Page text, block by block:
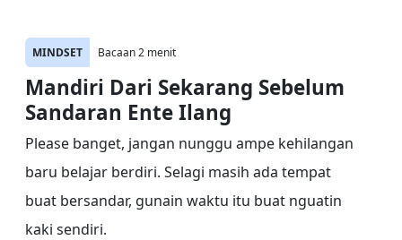
MINDSET Bacaan 2 menit
Mandiri Dari Sekarang Sebelum
Sandaran Ente Ilang
Please banget, jangan nunggu ampe kehilangan
baru belajar berdiri. Selagi masih ada tempat
buat bersandar, gunain waktu itu buat nguatin
kaki sendiri.